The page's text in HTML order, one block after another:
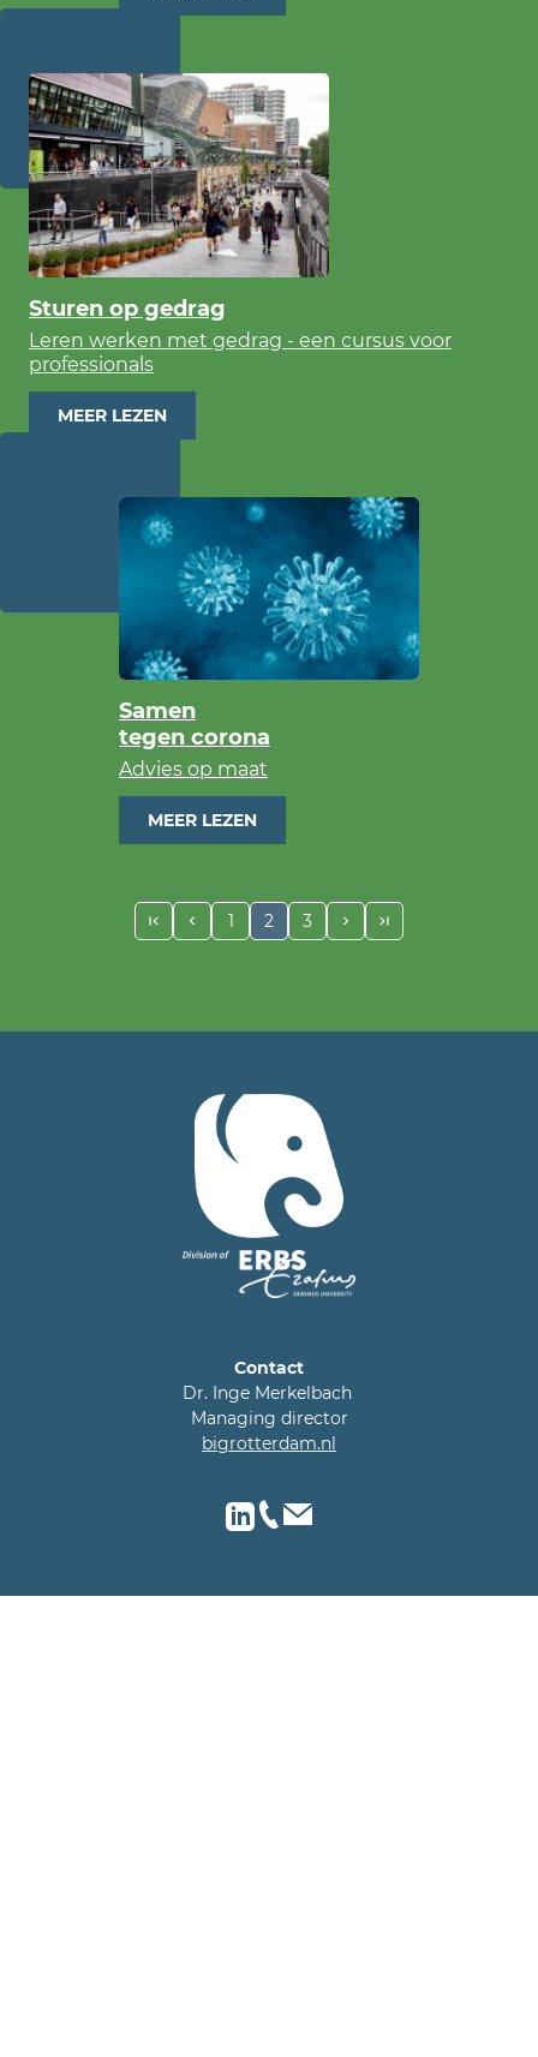
Sturen op gedrag
Leren werken met gedrag - een cursus voor
professionals
MEER LEZEN
Samen
tegen corona
Advies op maat
MEER LEZEN
1 2 3
Contact
Dr. Inge Merkelbach
Managing director
bigrotterdam.nl